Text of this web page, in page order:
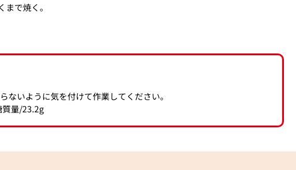
で焼く。
いように気を付けて作業してください。
質量/23.2g